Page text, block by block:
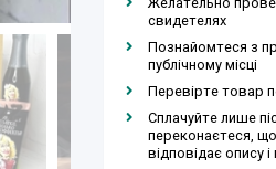
свидетелях
Познайомтеся з
публічному місці
Перевірте товар
Сплачуйте лише
переконаєтеся,
відповідає опису